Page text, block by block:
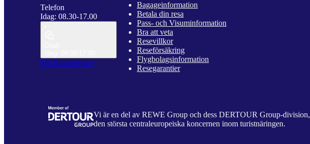
Telefon
Idag: 08.30-17.00
Till Kundservice
Bagageinformation
Betala din resa
Pass- och Visuminformation
Bra att veta
Resevillkor
Reseförsäkring
Flygbolagsinformation
Resegarantier
Vi är en del av REWE Group och dess DERTOUR Group-division,
den största centraleuropeiska koncernen inom turistnäringen.